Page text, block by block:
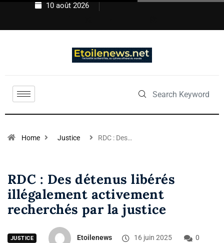
10 août 2026
Home Justice RDC : Des…
RDC : Des détenus libérés
illégalement activement
recherchés par la justice
JUSTICE Etoilenews 16 juin 2025 0